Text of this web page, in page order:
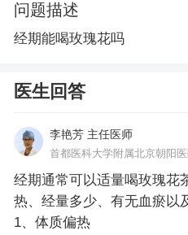
问题描述
经期能喝玫瑰花吗
医生回答
李艳芳 主任医师
首都医科大学附属北京朝阳
经期通常可以适量喝玫瑰花
热、经量多少、有无血瘀以
1、体质偏热